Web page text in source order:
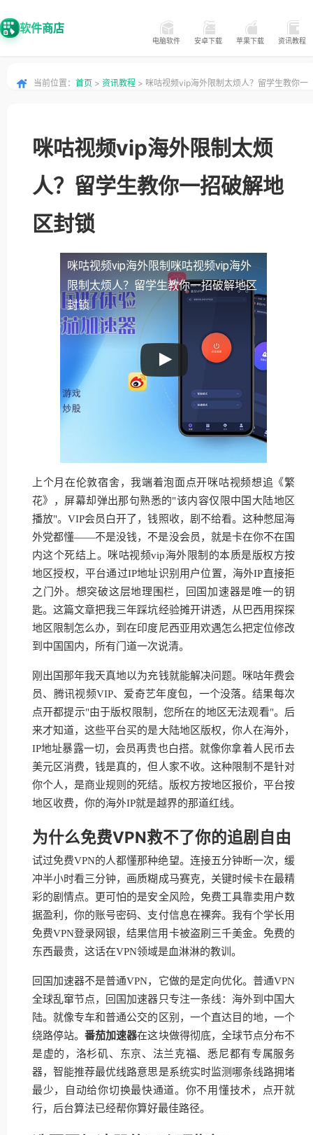
软件商店
电脑软件 安卓下载 苹果下载 资讯教程
当前位置： 首页 > 资讯教程 > 咪咕视频vip海外限制太烦人？留学生教你一
咪咕视频vip海外限制太烦
人？留学生教你一招破解地
区封锁
咪咕视频vip海外限制 咪咕视频vip海外
限制太烦人？留学生教你一招破解地区
封锁
上个月在伦敦宿舍，我端着泡面点开咪咕视频想追《繁
花》，屏幕却弹出那句熟悉的"该内容仅限中国大陆地区
播放"。VIP会员白开了，钱照收，剧不给看。这种憋屈海
外党都懂——不是没钱，不是没会员，就是卡在你不在国
内这个死结上。咪咕视频vip海外限制的本质是版权方按
地区授权，平台通过IP地址识别用户位置，海外IP直接拒
之门外。想突破这层地理围栏，回国加速器是唯一的钥
匙。这篇文章把我三年踩坑经验摊开讲透，从巴西用探探
地区限制怎么办，到在印度尼西亚用欢遇怎么把定位修改
到中国国内，所有门道一次说清。
刚出国那年我天真地以为充钱就能解决问题。咪咕年费会
员、腾讯视频VIP、爱奇艺年度包，一个没落。结果每次
点开都提示"由于版权限制，您所在的地区无法观看"。后
来才知道，这些平台买的是大陆地区版权，你人在海外，
IP地址暴露一切，会员再贵也白搭。就像你拿着人民币去
美元区消费，钱是真的，但人家不收。这种限制不是针对
你个人，是商业规则的死结。版权方按地区报价，平台按
地区收费，你的海外IP就是越界的那道红线。
为什么免费VPN救不了你的追剧自由
试过免费VPN的人都懂那种绝望。连接五分钟断一次，缓
冲半小时看三分钟，画质糊成马赛克，关键时候卡在最精
彩的剧情点。更可怕的是安全风险，免费工具靠卖用户数
据盈利，你的账号密码、支付信息在裸奔。我有个学长用
免费VPN登录网银，结果信用卡被盗刷三千美金。免费的
东西最贵，这话在VPN领域是血淋淋的教训。
回国加速器不是普通VPN，它做的是定向优化。普通VPN
全球乱窜节点，回国加速器只专注一条线：海外到中国大
陆。就像专车和普通公交的区别，一个直达目的地，一个
绕路停站。番茄加速器在这块做得彻底，全球节点分布不
是虚的，洛杉矶、东京、法兰克福、悉尼都有专属服务
器，智能推荐最优线路意思是系统实时监测哪条线路拥堵
最少，自动给你切换最快通道。你不用懂技术，点开就
行，后台算法已经帮你算好最佳路径。